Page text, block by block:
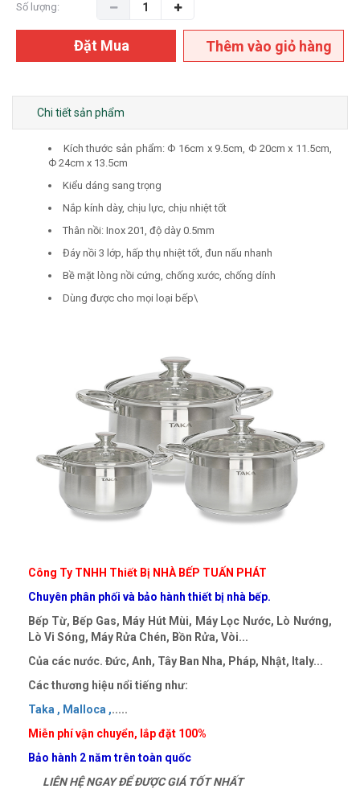
Số lượng:
Đặt Mua Thêm vào giỏ hàng
Chi tiết sản phẩm
Kích thước sản phẩm: Ф 16cm x 9.5cm, Ф 20cm x 11.5cm,
Ф 24cm x 13.5cm
Kiểu dáng sang trọng
Nắp kính dày, chịu lực, chịu nhiệt tốt
Thân nồi: Inox 201, độ dày 0.5mm
Đáy nồi 3 lớp, hấp thụ nhiệt tốt, đun nấu nhanh
Bề mặt lòng nồi cứng, chống xước, chống dính
Dùng được cho mọi loại bếp\
Công Ty TNHH Thiết Bị NHÀ BẾP TUẤN PHÁT
Chuyên phân phối và bảo hành thiết bị nhà bếp.
Bếp Từ, Bếp Gas, Máy Hút Mùi, Máy Lọc Nước, Lò Nướng,
Lò Vi Sóng, Máy Rửa Chén, Bồn Rửa, Vòi...
Của các nước. Đức, Anh, Tây Ban Nha, Pháp, Nhật, Italy...
Các thương hiệu nổi tiếng như:
Taka , Malloca ,.....
Miễn phí vận chuyển, lắp đặt 100%
Bảo hành 2 năm trên toàn quốc
LIÊN HỆ NGAY ĐỂ ĐƯỢC GIÁ TỐT NHẤT